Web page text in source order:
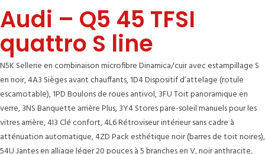
Audi – Q5 45 TFSI
quattro S line
N5K Sellerie en combinaison microfibre Dinamica/cuir avec estampillage S
en noir, 4A3 Sièges avant chauffants, 1D4 Dispositif d’attelage (rotule
escamotable), 1PD Boulons de roues antivol, 3FU Toit panoramique en
verre, 3NS Banquette arrière Plus, 3Y4 Stores pare-soleil manuels pour les
vitres arrière, 4I3 Clé confort, 4L6 Rétroviseur intérieur sans cadre à
atténuation automatique, 4ZD Pack esthétique noir (barres de toit noires),
54U Jantes en alliage léger 20 pouces à 5 branches en V, noir anthracite,